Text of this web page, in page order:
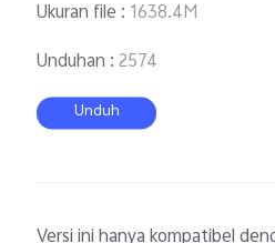
Ukuran file : 1638.4M
Unduhan :2574
Unduh